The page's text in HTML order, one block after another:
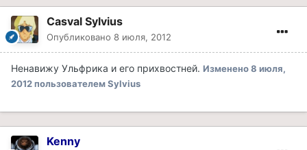
Casval Sylvius
Опубликовано 8 июля, 2012
Ненавижу Ульфрика и его прихвостней. Изменено8 июля,
2012пользователем Sylvius
Kenny